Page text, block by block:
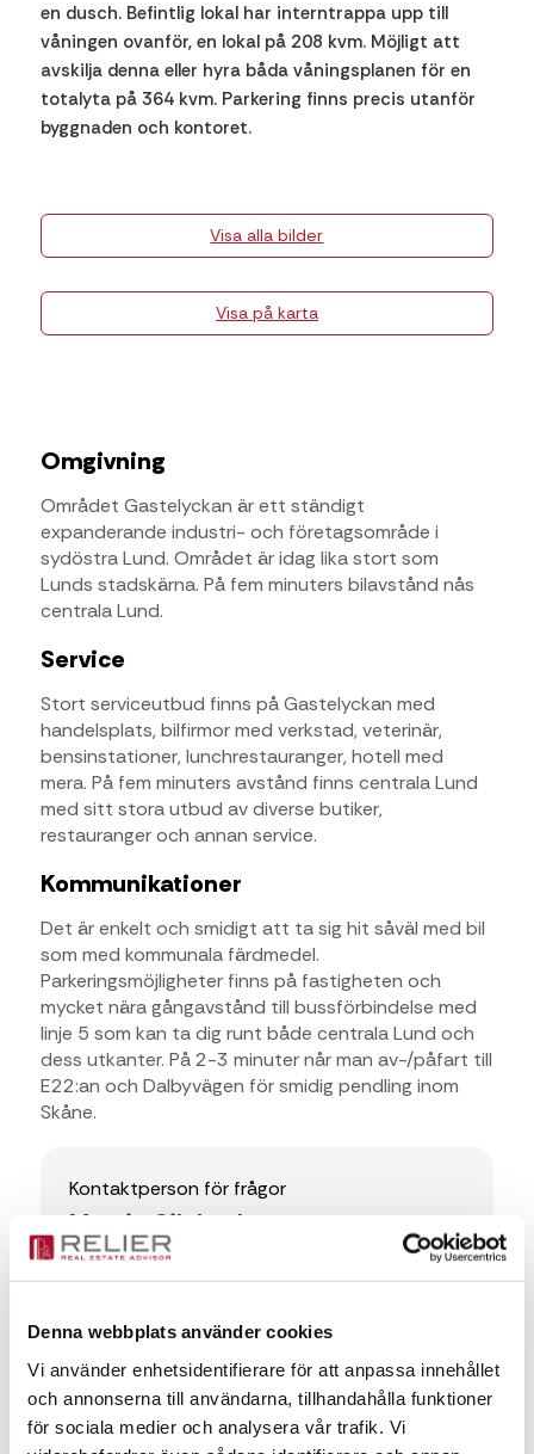
Denna webbplats använder cookies
Vi använder enhetsidentifierare för att anpassa innehållet
och annonserna till användarna, tillhandahålla funktioner
för sociala medier och analysera vår trafik. Vi
en dusch. Befintlig lokal har interntrappa upp till
våningen ovanför, en lokal på 208 kvm. Möjligt att
avskilja denna eller hyra båda våningsplanen för en
totalyta på 364 kvm. Parkering finns precis utanför
byggnaden och kontoret.
Visa alla bilder
Visa på karta
Omgivning
Området Gastelyckan är ett ständigt
expanderande industri- och företagsområde i
sydöstra Lund. Området är idag lika stort som
Lunds stadskärna. På fem minuters bilavstånd nås
centrala Lund.
Service
Stort serviceutbud finns på Gastelyckan med
handelsplats, bilfirmor med verkstad, veterinär,
bensinstationer, lunchrestauranger, hotell med
mera. På fem minuters avstånd finns centrala Lund
med sitt stora utbud av diverse butiker,
restauranger och annan service.
Kommunikationer
Det är enkelt och smidigt att ta sig hit såväl med bil
som med kommunala färdmedel.
Parkeringsmöjligheter finns på fastigheten och
mycket nära gångavstånd till bussförbindelse med
linje 5 som kan ta dig runt både centrala Lund och
dess utkanter. På 2-3 minuter når man av-/påfart till
E22:an och Dalbyvägen för smidig pendling inom
Skåne.
Kontaktperson för frågor
Martin Silvhed
+46 735 430353